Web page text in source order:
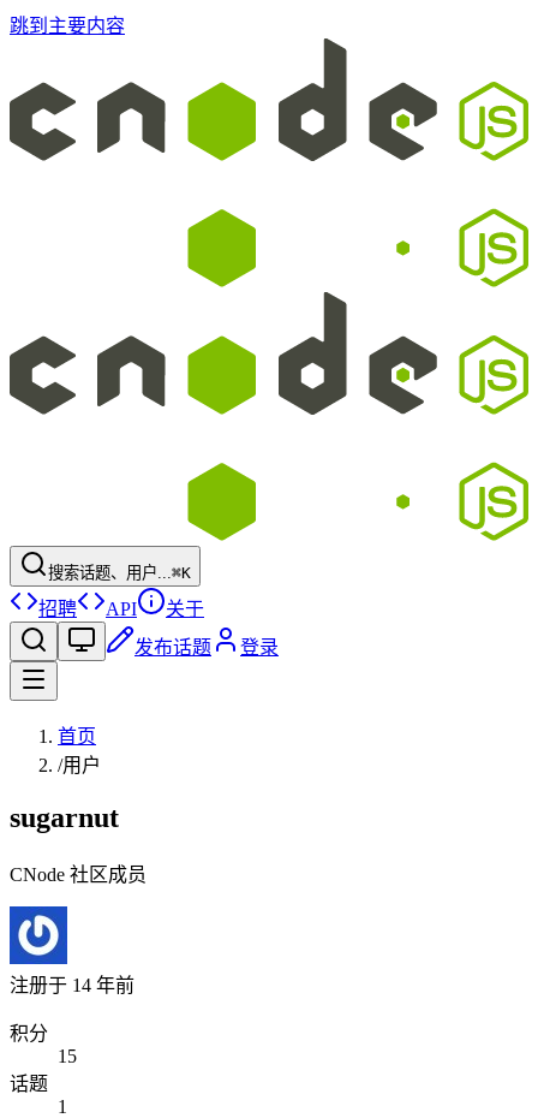
跳到主要内容
搜索话题、用户...⌘K
招聘 API
关于
发布话题
登录
首页
/用户
sugarnut
CNode 社区成员
注册于 14 年前
积分
15
话题
1